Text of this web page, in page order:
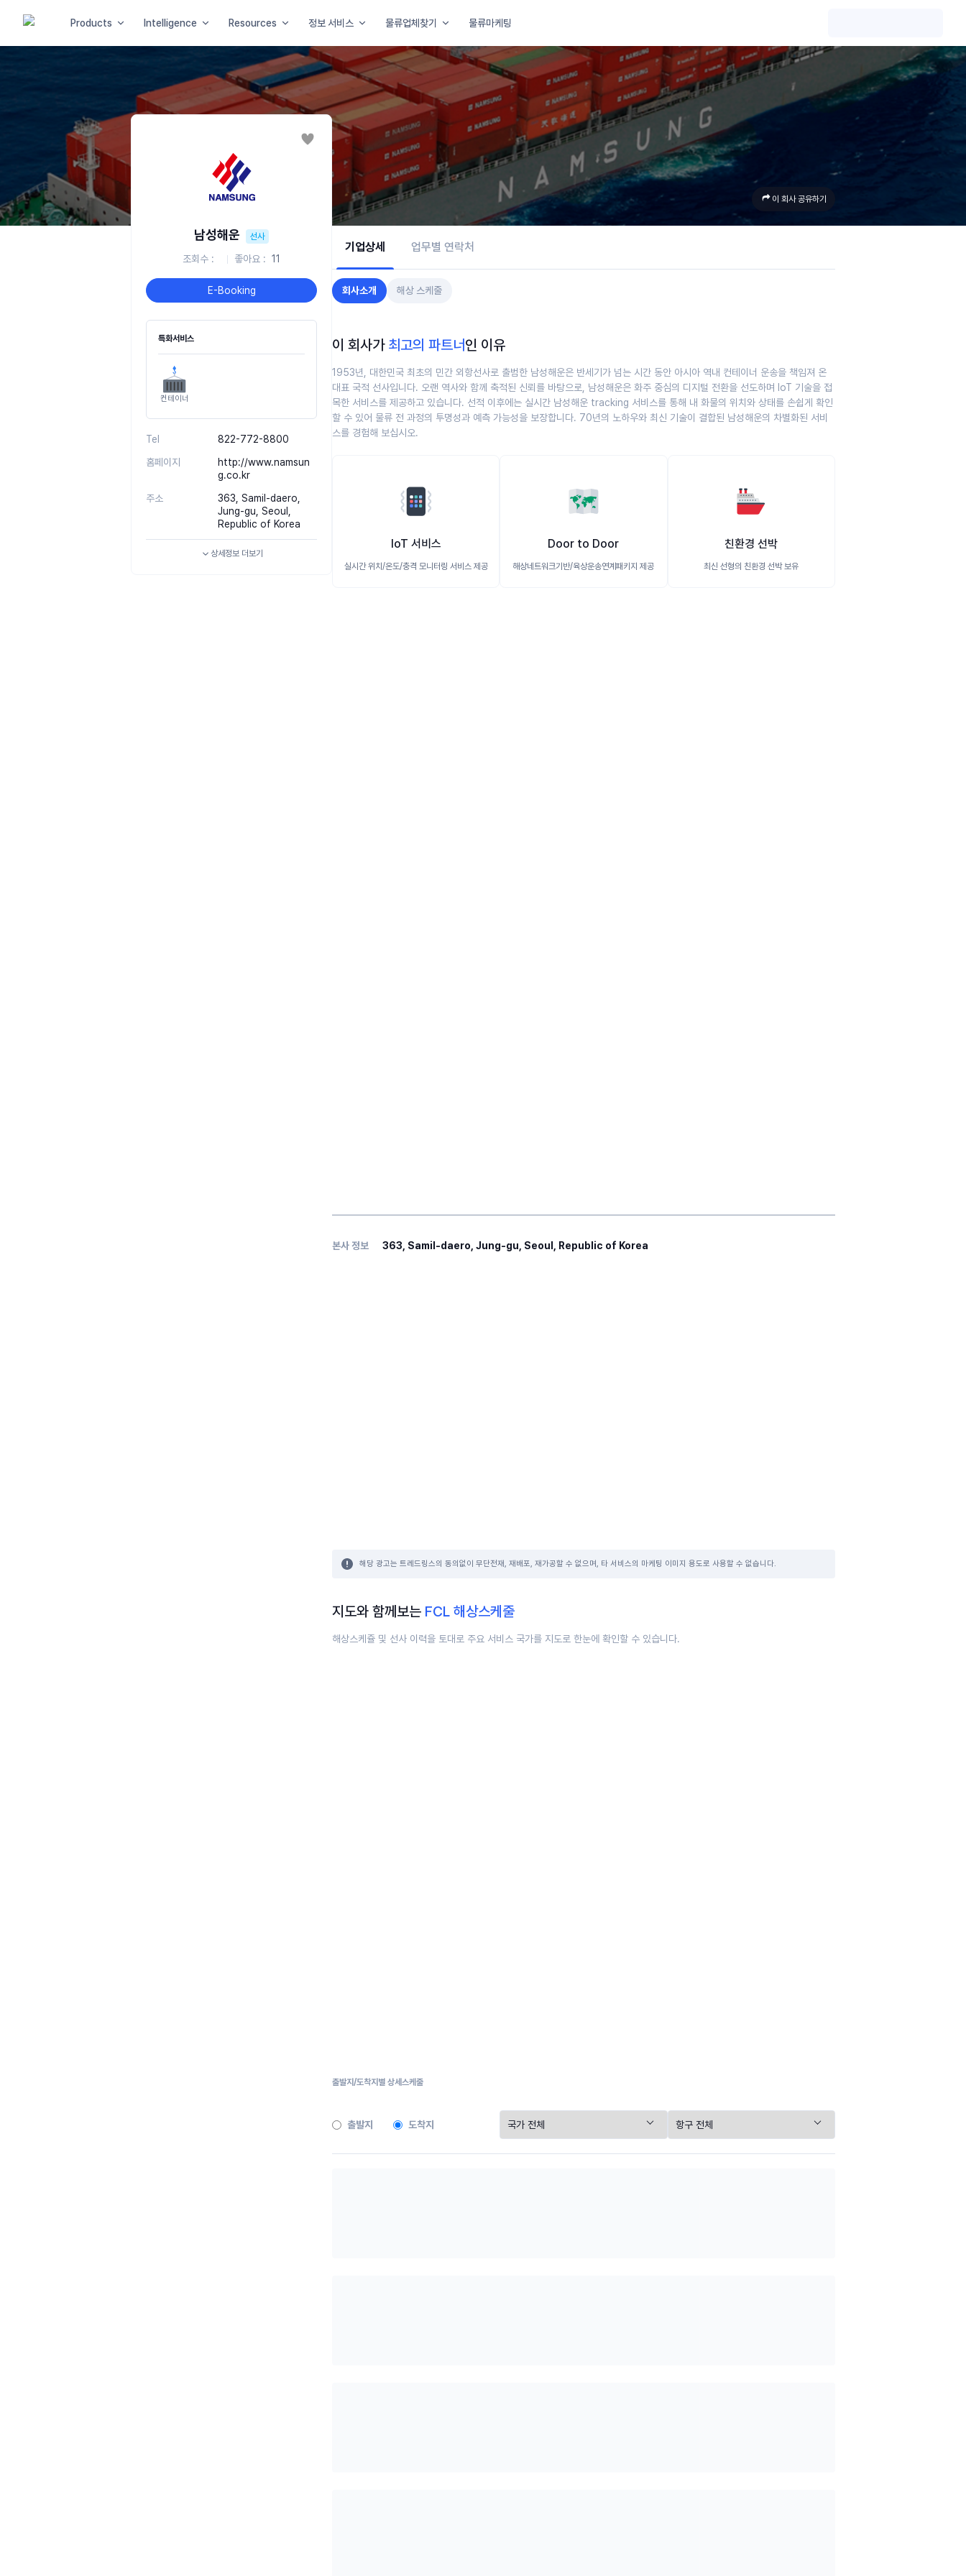
Products Intelligence Resources 정보 서비스 물류업체찾기 물류마케팅
이 회사 공유하기
좋아요
남성해운 선사
조회수 좋아요 11
E-Booking
특화서비스
컨테이너
Tel
822-772-8800
홈페이지
http://www.namsun
g.co.kr
주소
363, Samil-daero,
Jung-gu, Seoul,
Republic of Korea
상세정보 더보기
기업상세 업무별 연락처
회사소개 해상 스케줄
이 회사가 최고의 파트너인 이유
1953년, 대한민국 최초의 민간 외항선사로 출범한 남성해운은 반세기가 넘는 시간 동안 아시아 역내 컨테이너 운송을 책임져 온
대표 국적 선사입니다. 오랜 역사와 함께 축적된 신뢰를 바탕으로, 남성해운은 화주 중심의 디지털 전환을 선도하며 IoT 기술을 접
목한 서비스를 제공하고 있습니다. 선적 이후에는 실시간 남성해운 tracking 서비스를 통해 내 화물의 위치와 상태를 손쉽게 확인
할 수 있어 물류 전 과정의 투명성과 예측 가능성을 보장합니다. 70년의 노하우와 최신 기술이 결합된 남성해운의 차별화된 서비
스를 경험해 보십시오.
📳
IoT 서비스
실시간 위치/온도/충격 모니터링 서비스 제공
🗺️
Door to Door
해상네트워크기반/육상운송연계패키지 제공
🚢
친환경 선박
최신 선형의 친환경 선박 보유
본사 정보 363, Samil-daero, Jung-gu, Seoul, Republic of Korea
해당 광고는 트레드링스의 동의없이 무단전재, 재배포, 재가공할 수 없으며, 타 서비스의 마케팅 이미지 용도로 사용할 수 없습니다.
지도와 함께보는 FCL 해상스케줄
해상스케쥴 및 선사 이력을 토대로 주요 서비스 국가를 지도로 한눈에 확인할 수 있습니다.
출발지/도착지별 상세스케줄
출발지 도착지